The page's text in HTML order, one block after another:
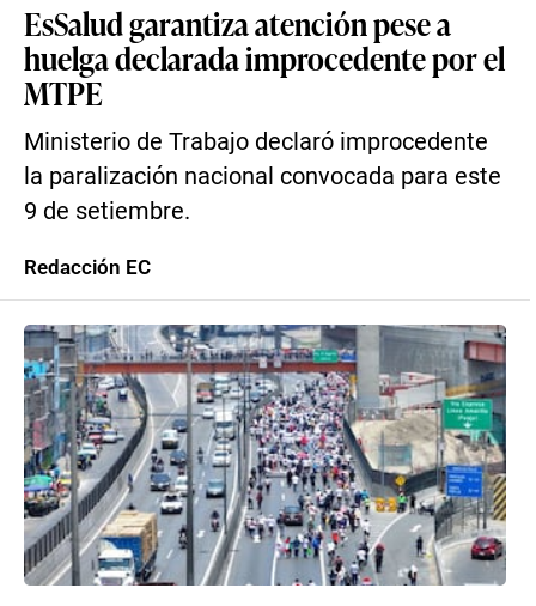
EsSalud garantiza atención pese a
huelga declarada improcedente por el
MTPE
Ministerio de Trabajo declaró improcedente
la paralización nacional convocada para este
9 de setiembre.
Redacción EC